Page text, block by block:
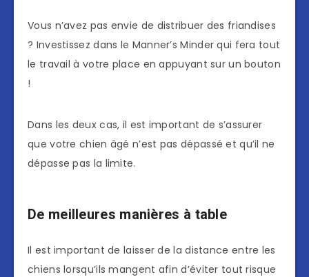
Vous n’avez pas envie de distribuer des friandises
? Investissez dans le Manner’s Minder qui fera tout
le travail à votre place en appuyant sur un bouton
!
Dans les deux cas, il est important de s’assurer
que votre chien âgé n’est pas dépassé et qu’il ne
dépasse pas la limite.
De meilleures manières à table
Il est important de laisser de la distance entre les
chiens lorsqu’ils mangent afin d’éviter tout risque